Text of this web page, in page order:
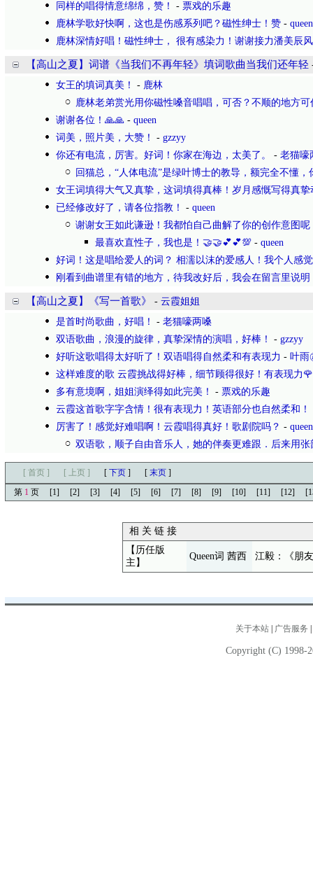
同样的唱得情意绵绵，赞！
- 票戏的乐趣
鹿林学歌好快啊，这也是伤感系列吧？磁性绅士！赞 - queen
鹿林深情好唱！磁性绅士， 很有感染力！谢谢接力潘美辰
【高山之夏】词谱《当我们不再年轻》填词歌曲当我们还年轻
女王的填词真美！
- 鹿林
鹿林老弟赏光用你磁性嗓音唱唱，可否？不顺的地方可
谢谢各位！🙏🙏 - queen
词美，照片美，大赞！
- gzzyy
你还有电流，厉害。好词！你家在海边，太美了。
- 老猫嚎
回猫总，“人体电流”是绿叶博士的教导，额完全不懂，
女王词填得大气又真挚，这词填得真棒！岁月感慨写得真挚
已经修改好了，请各位指教！
- queen
谢谢女王如此谦逊！我都怕自己曲解了你的创作意图呢
最喜欢直性子，我也是！🤝🤝💕💕💯 - queen
好词！这是唱给爱人的词？ 相濡以沫的爱感人！我个人感
刚看到曲谱里有错的地方，待我改好后，我会在留言里说明
【高山之夏】《写一首歌》 - 云霞姐姐
是首时尚歌曲，好唱！
- 老猫嚎两嗓
双语歌曲，浪漫的旋律，真挚深情的演唱，好棒！
- gzzyy
好听这歌唱得太好听了！双语唱得自然柔和有表现力 - 叶雨
这样难度的歌 云霞挑战得好棒，细节顾得很好！有表现力🌹
多有意境啊，姐姐演绎得如此完美！
- 票戏的乐趣
云霞这首歌字字含情！很有表现力！英语部分也自然柔和！
厉害了！感觉好难唱啊！云霞唱得真好！歌剧院吗？ - queen
双语歌，顺子自由音乐人，她的伴奏更难跟．后来用张
[ 首页 ] [ 上页 ] [ 下页 ] [ 末页 ]
第 1 页 [1] [2] [3] [4] [5] [6] [7] [8] [9] [10] [11] [12]
相 关 链 接
【历任版
主】
Queen词 茜西 江毅：《朋友
关于本站 广告服务
Copyright (C) 1998-